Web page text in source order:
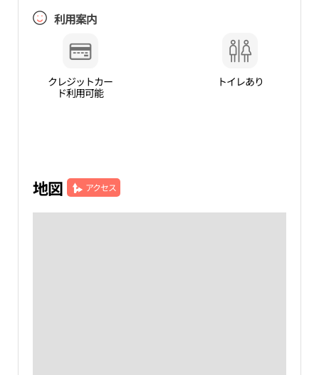
利用案内
クレジットカー
ド利用可能
トイレあり
地図 アクセス